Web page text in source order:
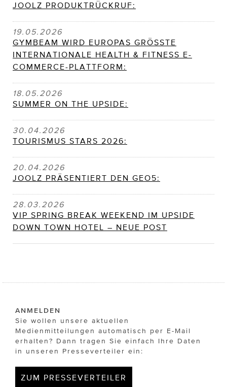
JOOLZ PRODUKTRÜCKRUF:
19.05.2026
GYMBEAM WIRD EUROPAS GRÖSSTE
INTERNATIONALE HEALTH & FITNESS E-
COMMERCE-PLATTFORM:
18.05.2026
SUMMER ON THE UPSIDE:
30.04.2026
TOURISMUS STARS 2026:
20.04.2026
JOOLZ PRÄSENTIERT DEN GEO5:
28.03.2026
VIP SPRING BREAK WEEKEND IM UPSIDE
DOWN TOWN HOTEL – NEUE POST
ANMELDEN
Sie wollen unsere aktuellen
Medienmitteilungen automatisch per E-Mail
erhalten? Dann tragen Sie einfach Ihre Daten
in unseren Presseverteiler ein:
ZUM PRESSEVERTEILER